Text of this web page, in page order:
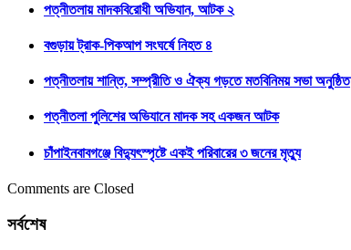
পত্নীতলায় মাদকবিরোধী অভিযান, আটক ২
বগুড়ায় ট্রাক-পিকআপ সংঘর্ষে নিহত ৪
পত্নীতলায় শান্তি, সম্প্রীতি ও ঐক্য গড়তে মতবিনিময় সভা অনুষ্ঠিত
পত্নীতলা পুলিশের অভিযানে মাদক সহ একজন আটক
চাঁপাইনবাবগঞ্জে বিদ্যুৎস্পৃষ্টে একই পরিবারের ৩ জনের মৃত্যু
Comments are Closed
সর্বশেষ